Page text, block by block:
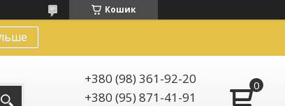
Кошик
+380 (98) 361-92-20
+380 (95) 871-41-91